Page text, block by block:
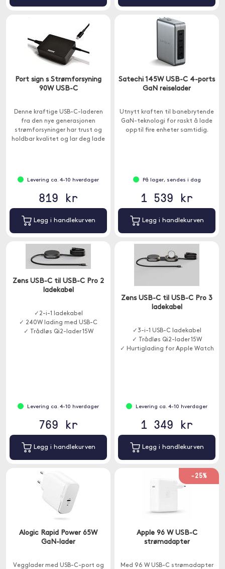
Port sign s Strømforsyning
90W USB-C
Denne kraftige USB-C-laderen
fra den nye generasjonen
strømforsyninger har trust og
holdbar kvalitet og lar deg lade
Levering ca. 4-10 hverdager
819 kr
Legg i handlekurven
Satechi 145W USB-C 4-ports
GaN reiselader
Utnytt kraften til banebrytende
GaN-teknologi for raskt å lade
opptil fire enheter samtidig.
På lager, sendes i dag
1 539 kr
Legg i handlekurven
Zens USB-C til USB-C Pro 2
ladekabel
✓2-i-1 ladekabel
✓ 240W lading med USB-C
✓ Trådløs Qi2-lader 15W
Levering ca. 4-10 hverdager
769 kr
Legg i handlekurven
Zens USB-C til USB-C Pro 3
ladekabel
✓3-i-1 USB-C ladekabel
✓ Trådløs Qi2-lader 15W
✓ Hurtiglading for Apple Watch
Levering ca. 4-10 hverdager
1 349 kr
Legg i handlekurven
Alogic Rapid Power 65W
GaN-lader
Vegglader med USB-C-port og
-25%
Apple 96 W USB-C
strømadapter
Med 96 W USB-C strømadapter